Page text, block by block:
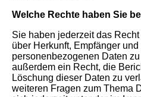
Welche Rechte haben Sie
Sie haben jederzeit das
über Herkunft, Empfänger
personenbezogenen Daten
außerdem ein Recht, die
Löschung dieser Daten zu
weiteren Fragen zum Thema